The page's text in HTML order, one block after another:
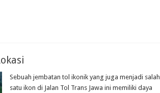
Sebuah jembatan tol ikonik yang juga menjadi salah
satu ikon di Jalan Tol Trans Jawa ini memiliki daya